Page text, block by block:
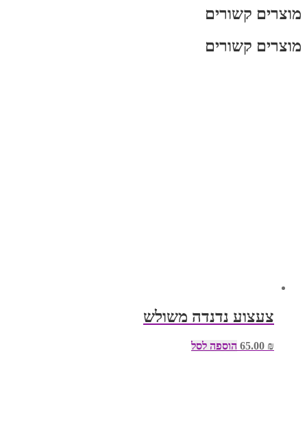
מוצרים קשורים
מוצרים קשורים
צעצוע נדנדה משולש
₪ הוספה לסל